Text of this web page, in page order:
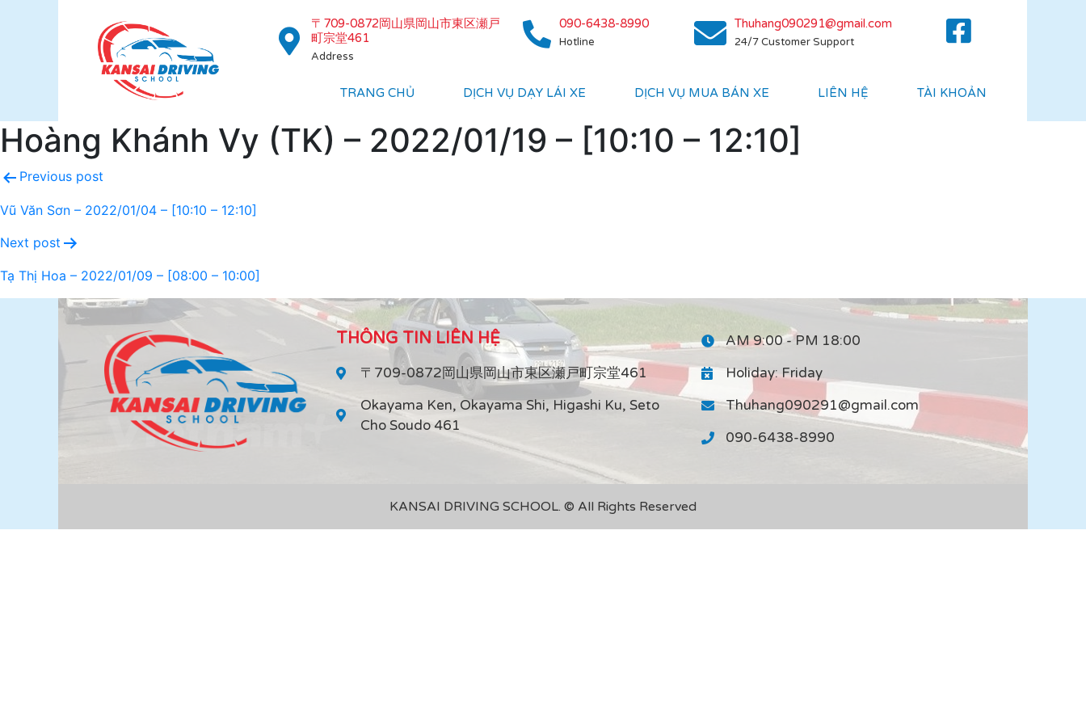
〒709-0872岡山県岡山市東区瀬戸
町宗堂461
Address
090-6438-8990
Hotline
Thuhang090291@gmail.com
24/7 Customer Support
TRANG CHỦ DỊCH VỤ DẠY LÁI XE DỊCH VỤ MUA BÁN XE LIÊN HỆ TÀI KHOẢN
Hoàng Khánh Vy (TK) – 2022/01/19 – [10:10 – 12:10]
Previous post
Vũ Văn Sơn – 2022/01/04 – [10:10 – 12:10]
Next post
Tạ Thị Hoa – 2022/01/09 – [08:00 – 10:00]
THÔNG TIN LIÊN HỆ
〒709-0872岡山県岡山市東区瀬戸町宗堂461
Okayama Ken, Okayama Shi, Higashi Ku, Seto
Cho Soudo 461
AM 9:00 - PM 18:00
Holiday: Friday
Thuhang090291@gmail.com
090-6438-8990
KANSAI DRIVING SCHOOL. © All Rights Reserved